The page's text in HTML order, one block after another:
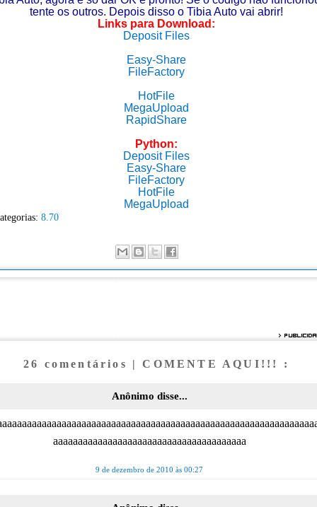
tente os outros. Depois disso o Tibia Auto vai abrir!
Links para Download:
Deposit Files
Easy-Share
FileFactory
HotFile
MegaUpload
RapidShare
Python:
Deposit Files
Easy-Share
FileFactory
HotFile
MegaUpload
8.70
26 comentários | COMENTE AQUI!!! :
Anônimo disse...
aaaaaaaaaaaaaaaaaaaaaaaaaaaaaaaaaaaaaaa
9 de dezembro de 2010 às 00:27